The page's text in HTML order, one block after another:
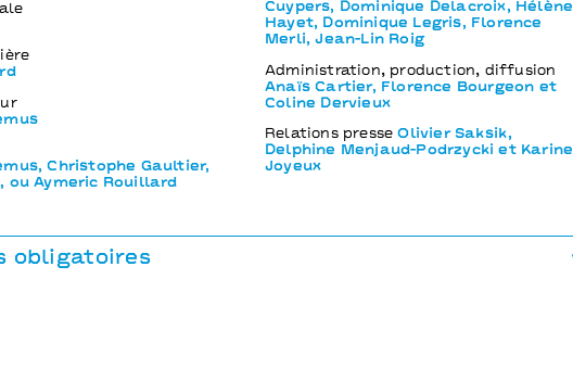
Christophe Gaultier,
ou Aymeric Rouillard
Cuypers, Dominique Delacroix, Hélène
Hayet, Dominique Legris, Florence
Merli, Jean-Lin Roig
Administration, production, diffusion
Anaïs Cartier, Florence Bourgeon et
Coline Dervieux
Relations presseOlivier Saksik,
Delphine Menjaud-Podrzycki et Karine
Joyeux
obligatoires